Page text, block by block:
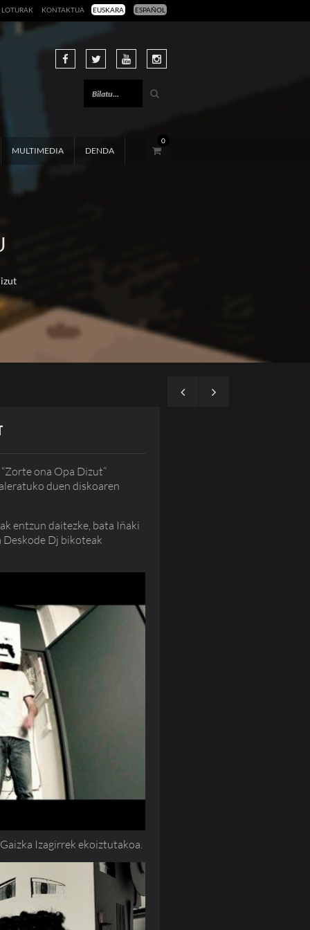
EUSKARA ESPAÑOL
LOTURAK KONTAKTUA
MULTIMEDIA DENDA
0
ona Opa Dizut”
duen diskoaren
entzun daitezke, bata Iñaki
Deskode Dj bikoteak
Izagirrek ekoiztutakoa.